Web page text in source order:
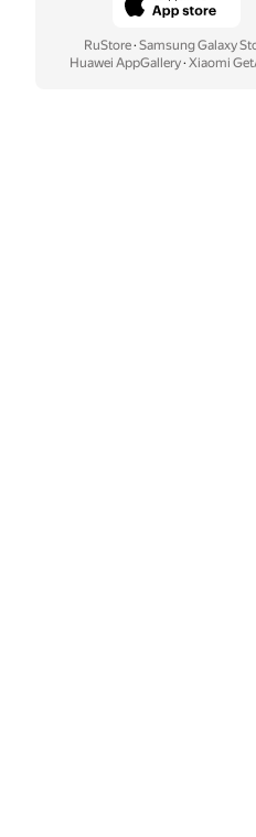
RuStore· Samsung Galaxy
Huawei AppGallery· Xiaomi